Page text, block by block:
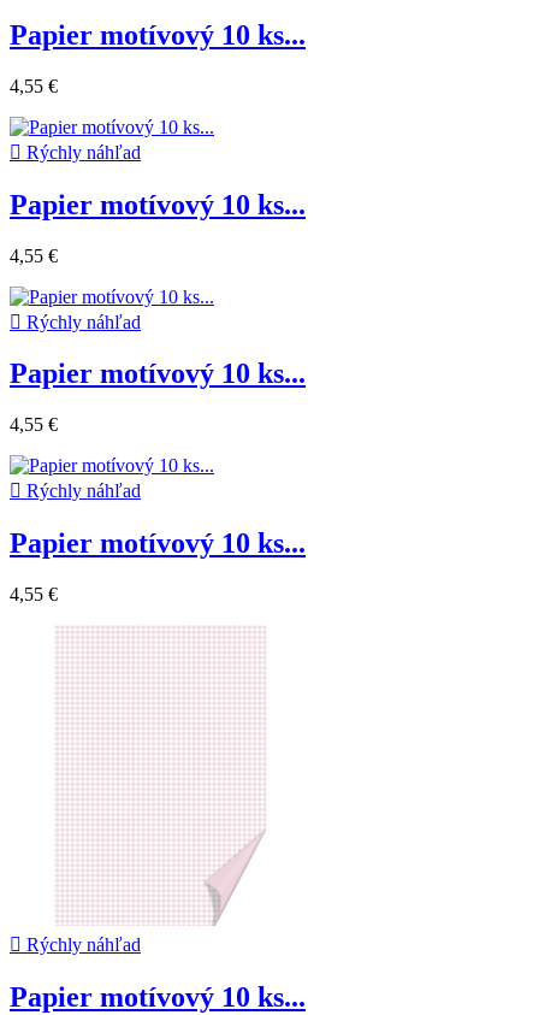
Papier motívový 10 ks...
4,55 €
 Rýchly náhľad
Papier motívový 10 ks...
4,55 €
 Rýchly náhľad
Papier motívový 10 ks...
4,55 €
 Rýchly náhľad
Papier motívový 10 ks...
4,55 €
 Rýchly náhľad
Papier motívový 10 ks...